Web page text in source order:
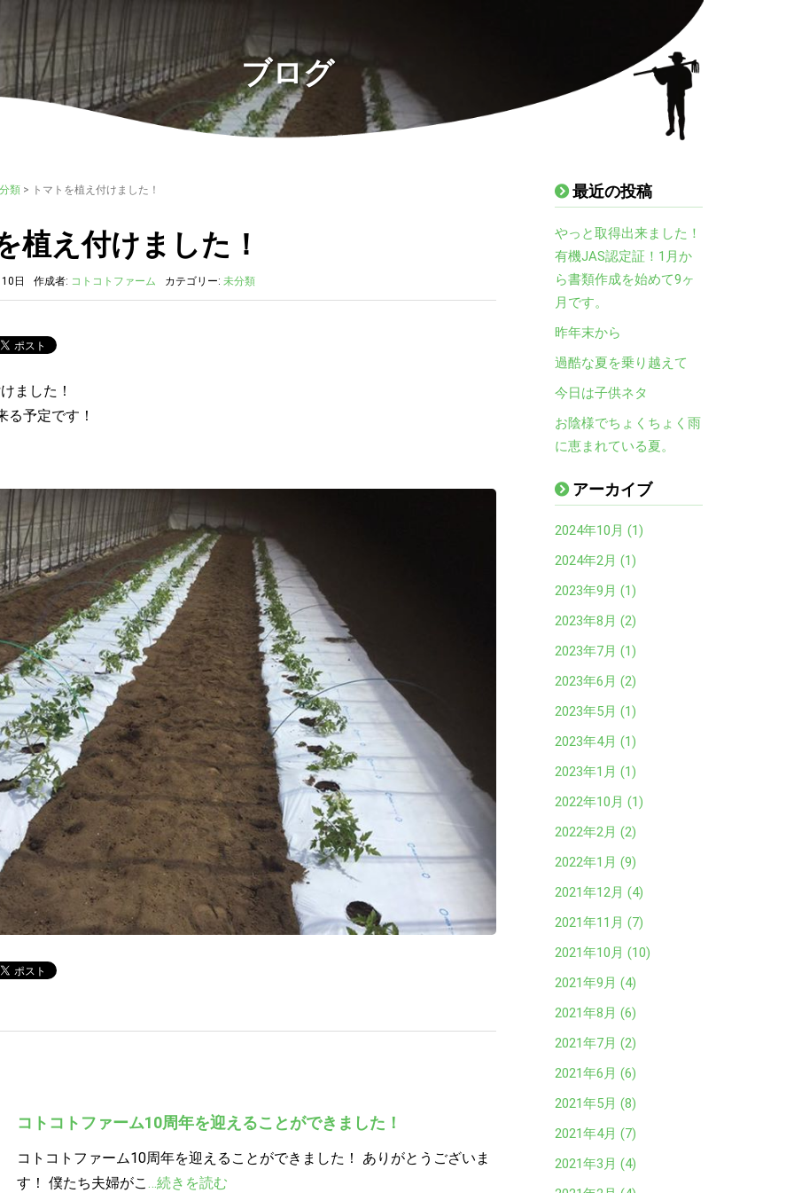
ブログ
類 > トマトを植え付けました！
植え付けました！
日 作成者: コトコトファーム カテゴリー: 未分類
ました！
る予定です！
コトコトファーム10周年を迎えることができました！
コトコトファーム10周年を迎えることができました！ ありがとうございま
す！ 僕たち夫婦がこ…続きを読む
最近の投稿
やっと取得出来ました！
有機JAS認定証！1月か
ら書類作成を始めて9ヶ
月です。
昨年末から
過酷な夏を乗り越えて
今日は子供ネタ
お陰様でちょくちょく雨
に恵まれている夏。
アーカイブ
2024年10月 (1)
2024年2月 (1)
2023年9月 (1)
2023年8月 (2)
2023年7月 (1)
2023年6月 (2)
2023年5月 (1)
2023年4月 (1)
2023年1月 (1)
2022年10月 (1)
2022年2月 (2)
2022年1月 (9)
2021年12月 (4)
2021年11月 (7)
2021年10月 (10)
2021年9月 (4)
2021年8月 (6)
2021年7月 (2)
2021年6月 (6)
2021年5月 (8)
2021年4月 (7)
2021年3月 (4)